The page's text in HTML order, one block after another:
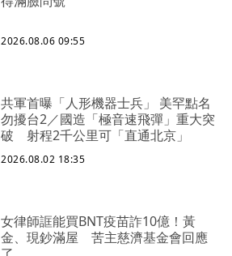
2026.08.06 09:55
共軍首曝「人形機器士兵」 美罕點名
勿擾台2／國造「極音速飛彈」重大突
破 射程2千公里可「直通北京」
2026.08.02 18:35
女律師誆能買BNT疫苗詐10億！黃
金、現鈔滿屋 苦主慈濟基金會回應